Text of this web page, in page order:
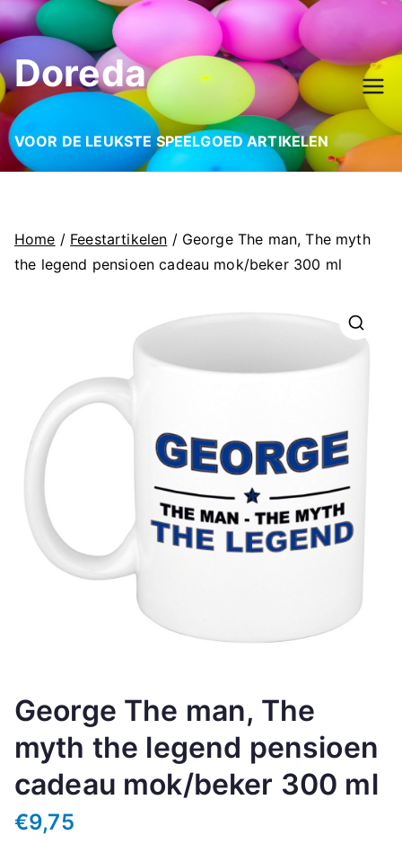
Ga
naar
de
inhoud
Doreda
VOOR DE LEUKSTE SPEELGOED ARTIKELEN
Home / Feestartikelen / George The man, The myth
the legend pensioen cadeau mok/beker 300 ml
George The man, The
myth the legend pensioen
cadeau mok/beker 300 ml
€9,75